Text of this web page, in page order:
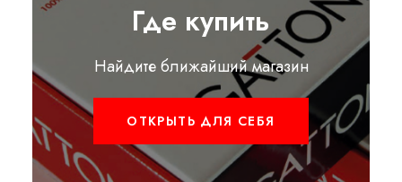
Где купить
Найдите ближайший магазин
ОТКРЫТЬ ДЛЯ СЕБЯ